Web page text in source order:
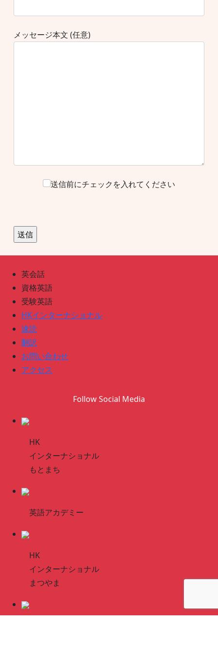
メッセージ本文 (任意)
送信前にチェックを入れてください
英会話
資格英語
受験英語
HKインターナショナル
速読
翻訳
お問い合わせ
アクセス
Follow Social Media
HK
インターナショナル
もとまち
英語アカデミー
HK
インターナショナル
まつやま